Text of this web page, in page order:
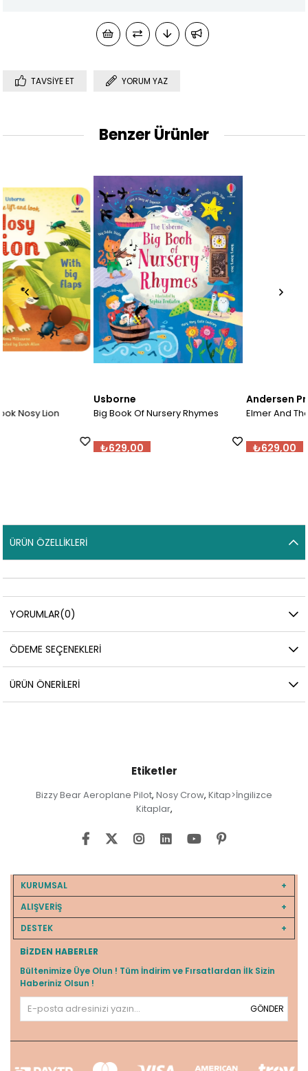
TAVSIYE ET YORUM YAZ
Benzer Ürünler
Big Book Of Nursery Rhymes Elmer And The Race
ÜRÜN ÖZELLIKLERI
YORUMLAR(0)
ÖDEME SEÇENEKLERI
ÜRÜN ÖNERILERI
Etiketler
Bizzy Bear Aeroplane Pilot, Nosy Crow, Kitap>İngilizce
Kitaplar,
KURUMSAL
ALIŞVERİŞ
DESTEK
BIZDEN HABERLER
Bültenimize Üye Olun ! Tüm İndirim ve Fırsatlardan İlk Sizin
Haberiniz Olsun !
GÖNDER